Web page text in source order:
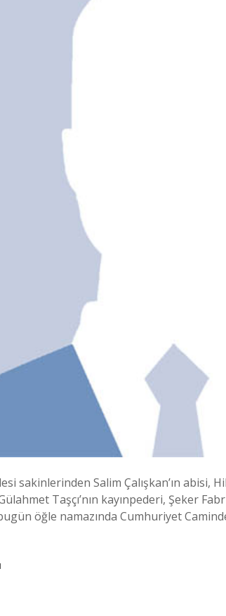
sakinlerinden Salim Çalışkan’ın abisi,
Taşçı’nın kayınpederi, Şeker
öğle namazında Cumhuriyet